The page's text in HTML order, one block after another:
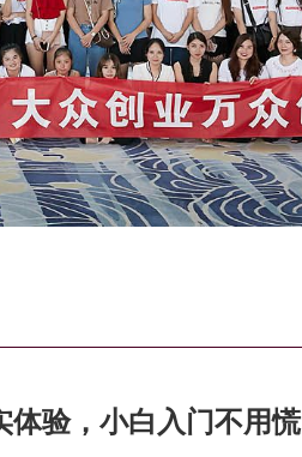
体验，小白入门不用慌